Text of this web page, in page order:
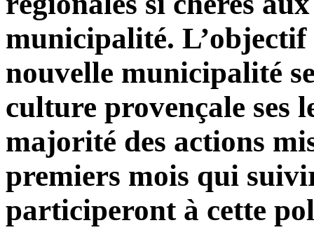
municipalité.
nouvelle municipalité
culture provençale ses
majorité des actions
premiers mois qui
participeront à cette